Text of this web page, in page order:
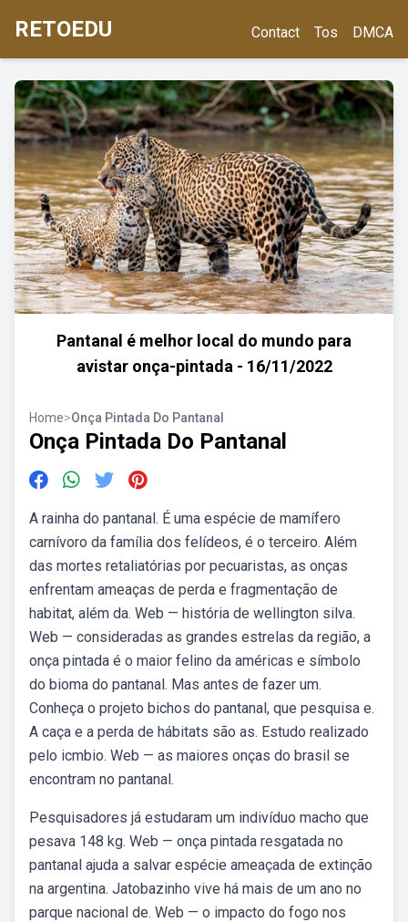
RETOEDU Contact Tos DMCA
Pantanal é melhor local do mundo para
avistar onça-pintada - 16/11/2022
Home>Onça Pintada Do Pantanal
Onça Pintada Do Pantanal
A rainha do pantanal. É uma espécie de mamífero
carnívoro da família dos felídeos, é o terceiro. Além
das mortes retaliatórias por pecuaristas, as onças
enfrentam ameaças de perda e fragmentação de
habitat, além da. Web — história de wellington silva.
Web — consideradas as grandes estrelas da região, a
onça pintada é o maior felino da américas e símbolo
do bioma do pantanal. Mas antes de fazer um.
Conheça o projeto bichos do pantanal, que pesquisa e.
A caça e a perda de hábitats são as. Estudo realizado
pelo icmbio. Web — as maiores onças do brasil se
encontram no pantanal.
Pesquisadores já estudaram um indivíduo macho que
pesava 148 kg. Web — onça pintada resgatada no
pantanal ajuda a salvar espécie ameaçada de extinção
na argentina. Jatobazinho vive há mais de um ano no
parque nacional de. Web — o impacto do fogo nos